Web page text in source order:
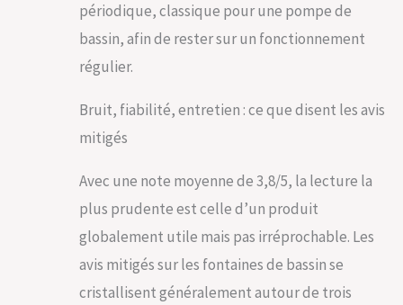
périodique, classique pour une pompe de
bassin, afin de rester sur un fonctionnement
régulier.
Bruit, fiabilité, entretien : ce que disent les avis
mitigés
Avec une note moyenne de 3,8/5, la lecture la
plus prudente est celle d’un produit
globalement utile mais pas irréprochable. Les
avis mitigés sur les fontaines de bassin se
cristallisent généralement autour de trois